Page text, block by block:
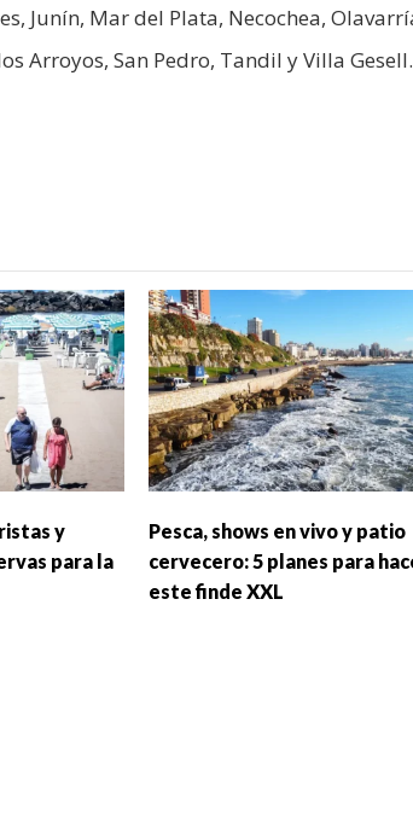
Junín, Mar del Plata, Necochea,
Arroyos, San Pedro, Tandil y Villa Gesell.
y
para la
Pesca, shows en vivo y patio
cervecero: 5 planes para
este finde XXL